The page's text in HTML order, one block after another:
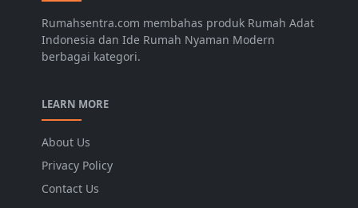
Rumahsentra.com membahas produk Rumah Adat
Indonesia dan Ide Rumah Nyaman Modern
berbagai kategori.
LEARN MORE
About Us
Privacy Policy
Contact Us